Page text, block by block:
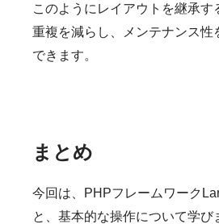
このようにレイアウトを継承す
重複を減らし、メンテナンス性
できます。
まとめ
今回は、PHPフレームワーク
と、基本的な操作について学び